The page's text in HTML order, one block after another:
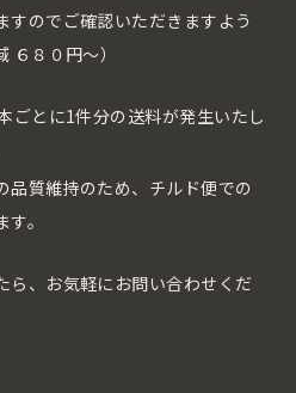
すのでご確認いただきますよう
６８０円〜）
ごとに1件分の送料が発生いたし
品質維持のため、チルド便での
。
ら、お気軽にお問い合わせくだ